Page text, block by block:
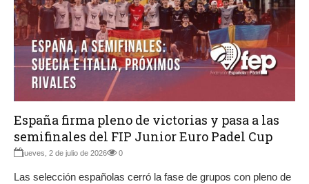
España firma pleno de victorias y pasa a las
semifinales del FIP Junior Euro Padel Cup
jueves, 2 de julio de 2026 0
Las selección españolas cerró la fase de grupos con pleno de